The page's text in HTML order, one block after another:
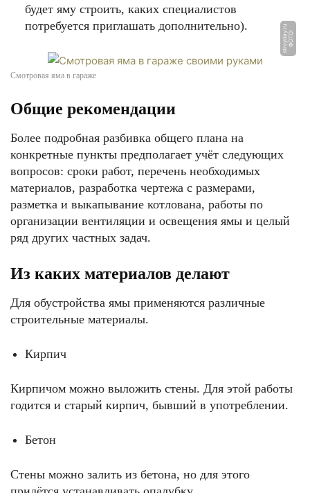
будет яму строить, каких специалистов
потребуется приглашать дополнительно).
Ф
О
Т
О:
s
t
r
o
y
d
a
y.
r
u
Смотровая яма в гараже
Общие рекомендации
Более подробная разбивка общего плана на
конкретные пункты предполагает учёт следующих
вопросов: сроки работ, перечень необходимых
материалов, разработка чертежа с размерами,
разметка и выкапывание котлована, работы по
организации вентиляции и освещения ямы и целый
ряд других частных задач.
Из каких материалов делают
Для обустройства ямы применяются различные
строительные материалы.
Кирпич
Кирпичом можно выложить стены. Для этой работы
годится и старый кирпич, бывший в употреблении.
Бетон
Стены можно залить из бетона, но для этого